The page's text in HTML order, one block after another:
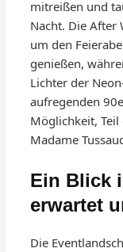
mitreißen und
Nacht. Die After
um den
genießen,
Lichter der
aufregenden
Möglichkeit, Teil
Madame
Ein Blick
erwartet
Die